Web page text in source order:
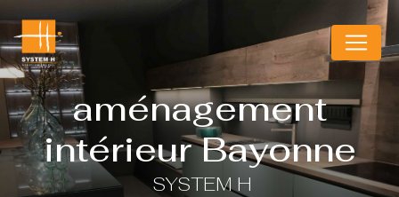
aménagement
intérieur Bayonne
SYSTEM H
Panneau de gestion des cookies